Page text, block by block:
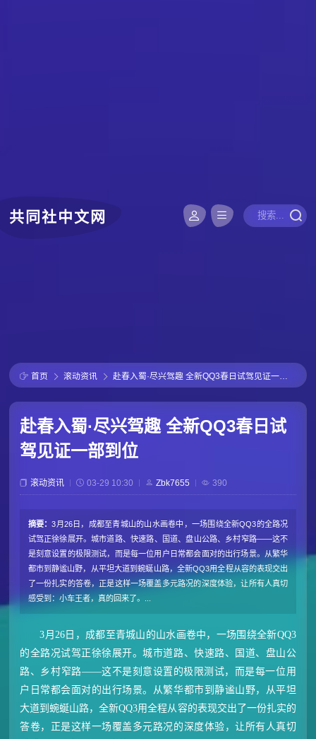
共同社中文网
首页 滚动资讯 赴春入蜀·尽兴驾趣 全新QQ3春日试驾见证一部到位
赴春入蜀·尽兴驾趣 全新QQ3春日试
驾见证一部到位
滚动资讯 03-29 10:30 Zbk7655 390
摘要：3月26日，成都至青城山的山水画卷中，一场围绕全新QQ3的全路况
试驾正徐徐展开。城市道路、快速路、国道、盘山公路、乡村窄路——这不
是刻意设置的极限测试，而是每一位用户日常都会面对的出行场景。从繁华
都市到静谧山野，从平坦大道到蜿蜒山路，全新QQ3用全程从容的表现交出
了一份扎实的答卷，正是这样一场覆盖多元路况的深度体验，让所有人真切
感受到：小车王者，真的回来了。...
3月26日，成都至青城山的山水画卷中，一场围绕全新QQ3
的全路况试驾正徐徐展开。城市道路、快速路、国道、盘山公
路、乡村窄路——这不是刻意设置的极限测试，而是每一位用
户日常都会面对的出行场景。从繁华都市到静谧山野，从平坦
大道到蜿蜒山路，全新QQ3用全程从容的表现交出了一份扎实的
答卷，正是这样一场覆盖多元路况的深度体验，让所有人真切